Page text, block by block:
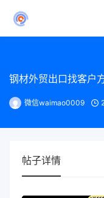
钢材外贸出口找客户
微信waimao0009
帖子详情